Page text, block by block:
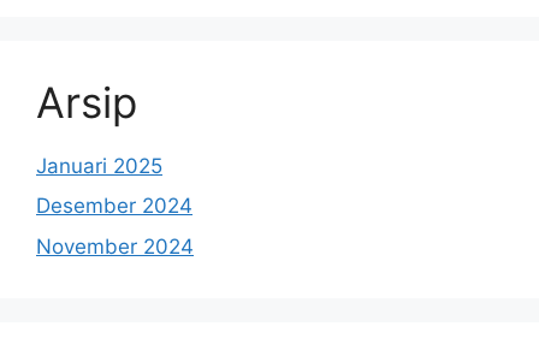
Arsip
Januari 2025
Desember 2024
November 2024